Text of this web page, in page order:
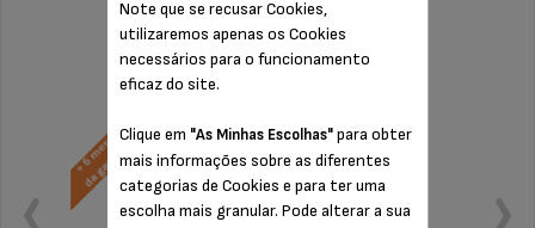
EXPRESSO AUTOMÁTICA KRUPS
Note que se recusar Cookies,
utilizaremos apenas os Cookies
necessários para o funcionamento
eficaz do site.
Clique em "As Minhas Escolhas"para obter
mais informações sobre as diferentes
categorias de Cookies e para ter uma
escolha mais granular. Pode alterar a sua